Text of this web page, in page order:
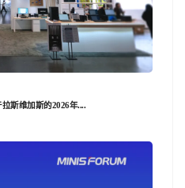
斯维加斯的2026年....